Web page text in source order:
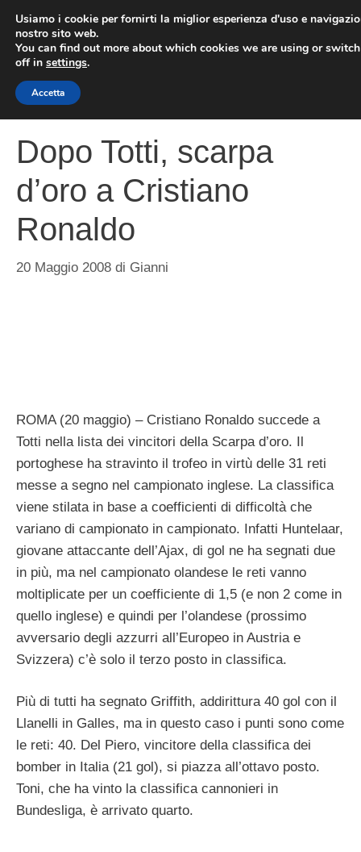
contenuto
Dopo Totti, scarpa
d’oro a Cristiano
Ronaldo
20 Maggio 2008 di Gianni
ROMA (20 maggio) – Cristiano Ronaldo succede a
Totti nella lista dei vincitori della Scarpa d’oro. Il
portoghese ha stravinto il trofeo in virtù delle 31 reti
messe a segno nel campionato inglese. La classifica
viene stilata in base a coefficienti di difficoltà che
variano di campionato in campionato. Infatti Huntelaar,
giovane attaccante dell’Ajax, di gol ne ha segnati due
in più, ma nel campionato olandese le reti vanno
moltiplicate per un coefficiente di 1,5 (e non 2 come in
quello inglese) e quindi per l’olandese (prossimo
avversario degli azzurri all’Europeo in Austria e
Svizzera) c’è solo il terzo posto in classifica.
Più di tutti ha segnato Griffith, addirittura 40 gol con il
Llanelli in Galles, ma in questo caso i punti sono come
le reti: 40. Del Piero, vincitore della classifica dei
bomber in Italia (21 gol), si piazza all’ottavo posto.
Toni, che ha vinto la classifica cannonieri in
Bundesliga, è arrivato quarto.
Usiamo i cookie per fornirti la miglior esperienza d'uso e
nostro sito web.
You can find out more about which cookies we are using or
off in settings.
Accetta